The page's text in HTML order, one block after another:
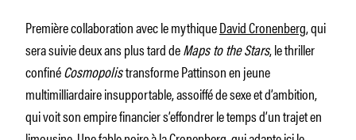
Première collaboration avec le mythiqueDavid Cronenberg, qui
sera suivie deux ans plus tard deMaps to the Stars, le thriller
confinéCosmopolistransforme Pattinson en jeune
multimilliardaire insupportable, assoiffé de sexe et d’ambition,
qui voit son empire financier s’effondrer le temps d’un trajet en